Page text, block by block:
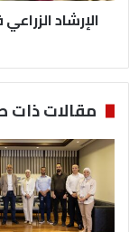
ا
ة
ي
إ
ع
ف
إ
د
الإرشاد
مقالات ذات